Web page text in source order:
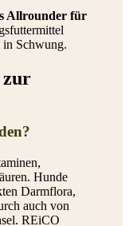
Allrounder für
in Schwung.
zur
Hunde
Darmflora,
auch von
REiCO